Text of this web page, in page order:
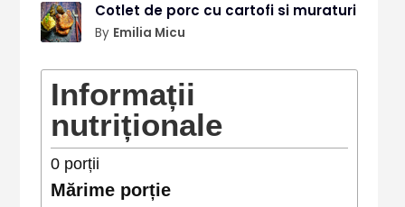
Cotlet de porc cu cartofi si muraturi
By Emilia Micu
Informații
nutriționale
0porții
Mărime porție